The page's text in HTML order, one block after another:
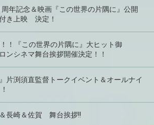
年記念＆映画『この世界の片隅に』公開
き上映 決定！
！『この世界の片隅に』大ヒット御
シネマ舞台挨拶開催決定！！
片渕須直監督トークイベント＆オールナイ
！
長崎＆佐賀 舞台挨拶!!